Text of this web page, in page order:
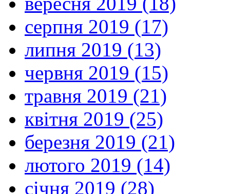
серпня 2019 (17)
липня 2019 (13)
червня 2019 (15)
травня 2019 (21)
квітня 2019 (25)
березня 2019 (21)
лютого 2019 (14)
січня 2019 (28)